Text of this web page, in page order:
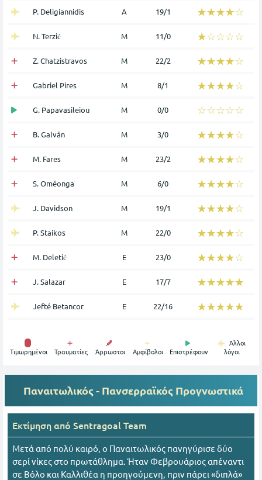
P. Deligiannidis Α 19/1 ☆☆☆☆☆
★★★★★
N. Terzić Μ 11/0 ☆☆☆☆☆
★★★★★
Z. Chatzistravos Μ 22/2 ☆☆☆☆☆
★★★★★
Gabriel Pires Μ 8/1 ☆☆☆☆☆
★★★★★
G. Papavasileiou Μ 0/0 ☆☆☆☆☆
★★★★★
B. Galván Μ 3/0 ☆☆☆☆☆
★★★★★
M. Fares Μ 23/2 ☆☆☆☆☆
★★★★★
S. Oméonga Μ 6/0 ☆☆☆☆☆
★★★★★
J. Davidson Μ 19/1 ☆☆☆☆☆
★★★★★
P. Staikos Μ 22/0 ☆☆☆☆☆
★★★★★
M. Deletić Ε 23/0 ☆☆☆☆☆
★★★★★
J. Salazar Ε 17/7 ☆☆☆☆☆
★★★★★
Jefté Betancor Ε 22/16 ☆☆☆☆☆
★★★★★
Tιμωρημένοι Τραυματίες Άρρωστοι Αμφίβολοι Επιστρέφουν
Άλλοι
λόγοι
Παναιτωλικός - Πανσερραϊκός Προγνωστικά
Εκτίμηση από Sentragoal Team
Μετά από πολύ καιρό, ο Παναιτωλικός πανηγύρισε δύο
σερί νίκες στο πρωτάθλημα. Ήταν Φεβρουάριος απέναντι
σε Βόλο και Καλλιθέα η προηγούμενη, πριν πάρει «διπλά»